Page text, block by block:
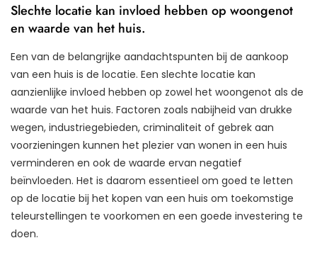
Slechte locatie kan invloed hebben op woongenot
en waarde van het huis.
Een van de belangrijke aandachtspunten bij de aankoop
van een huis is de locatie. Een slechte locatie kan
aanzienlijke invloed hebben op zowel het woongenot als de
waarde van het huis. Factoren zoals nabijheid van drukke
wegen, industriegebieden, criminaliteit of gebrek aan
voorzieningen kunnen het plezier van wonen in een huis
verminderen en ook de waarde ervan negatief
beïnvloeden. Het is daarom essentieel om goed te letten
op de locatie bij het kopen van een huis om toekomstige
teleurstellingen te voorkomen en een goede investering te
doen.